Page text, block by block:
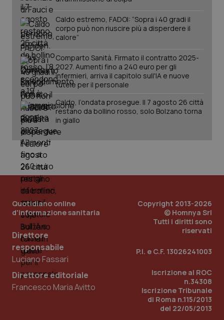
Caldo estremo, FADOI: “Sopra i 40 gradi il
corpo può non riuscire più a disperdere il
calore”
Comparto Sanità. Firmato il contratto 2025-
2027. Aumenti fino a 240 euro per gli
infermieri, arriva il capitolo sull'IA e nuove
tutele per il personale
Caldo, l’ondata prosegue. Il 7 agosto 26 città
restano da bollino rosso, solo Bolzano torna
in giallo
Quotidiano online
d'informazione sanitaria
Direttore
responsabile
Luciano Fassari
Direttore editoriale
Francesco Maria Avitto
Copyright 2013-2026
© Homnya Srl
Tutti i diritti sono
riservati
P.I. e C.F. 13026241003
Iscrizione al ROC
n.34308
Iscrizione Tribunale
di Roma n.115/2013
del 22/05/2013
PHPSESSID
www.quotidianosanita.it
_ga_KM60CM4NPH .quotidianosanita.it
1
mese